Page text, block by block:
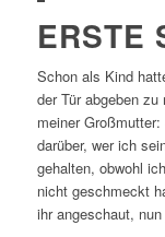
ERSTE
Schon als Kind
der Tür abgeben
meiner
darüber, wer ich
gehalten, obwohl
nicht geschmeckt
ihr angeschaut,